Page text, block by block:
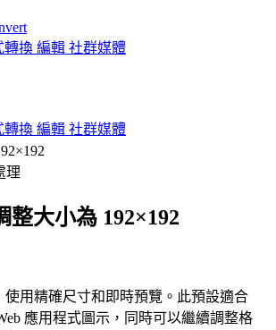
轉換 編輯 社群媒體
轉換 編輯 社群媒體
理
整大小為 192×192
使用精確尺寸和即時預覽。此預設適合
應用程式圖示，同時可以繼續調整格